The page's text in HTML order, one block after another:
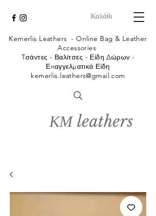
Καλάθι
ΚΜ leathers
Kemerlis Leathers -Online Bag & Leather
Accessories
Tσάντες - Βαλίτσες - Είδη Δώρων -
Επαγγελματικά Είδη
kemerlis.leathers@gmail.com